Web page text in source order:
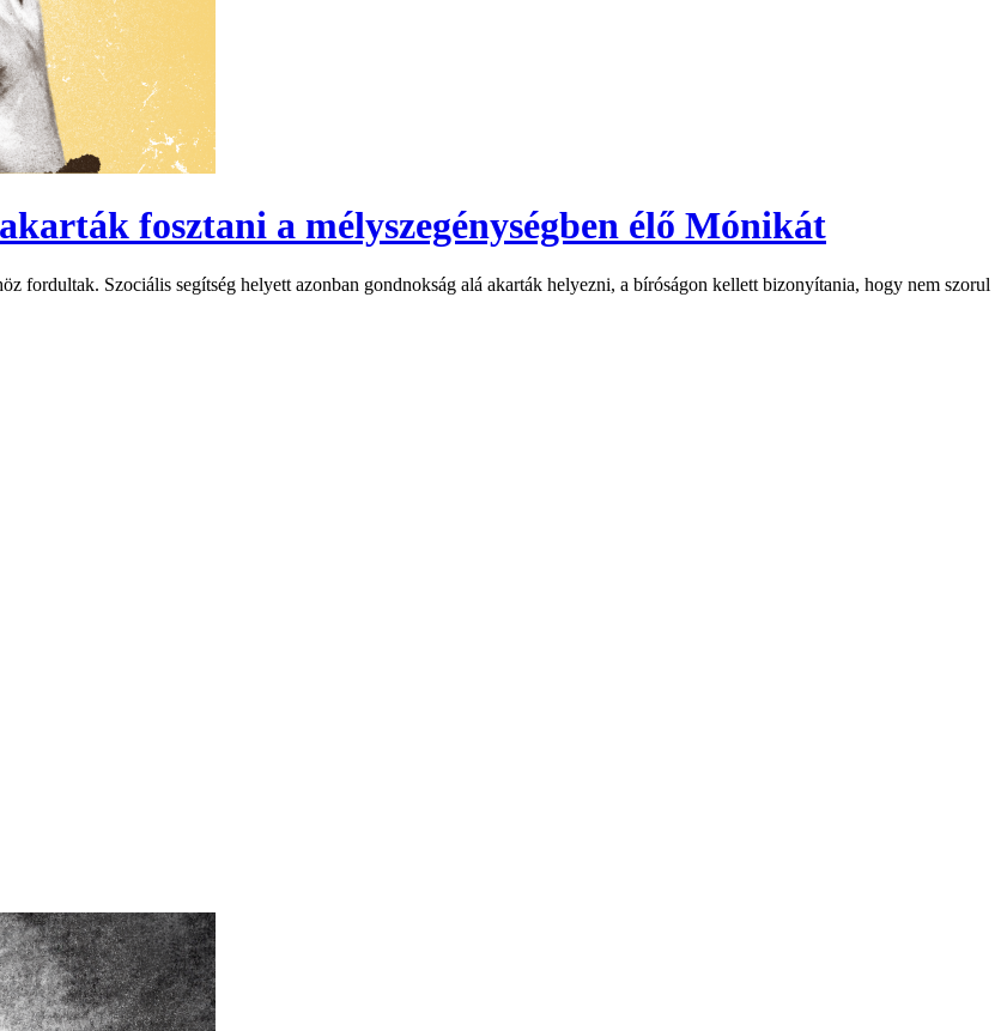
fosztani a mélyszegénységben élő Mónikát
fordultak. Szociális segítség helyett azonban gondnokság alá akarták helyezni, a bíróságon kellett bizonyítania, hogy nem szorul